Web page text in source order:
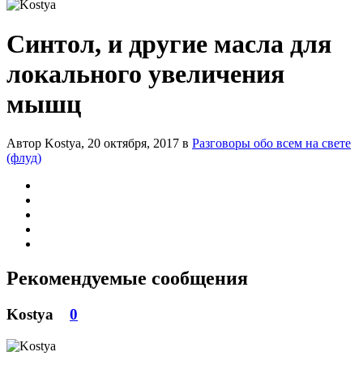
Синтол, и другие масла для
локального увеличения
мышц
Автор Kostya, 20 октября, 2017 в Разговоры обо всем на свете
(флуд)
Рекомендуемые сообщения
Kostya 0